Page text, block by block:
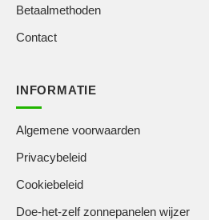
Betaalmethoden
Contact
INFORMATIE
Algemene voorwaarden
Privacybeleid
Cookiebeleid
Doe-het-zelf zonnepanelen wijzer